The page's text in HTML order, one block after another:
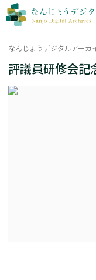
なんじょうデジタルアーカ
評議員研修会記